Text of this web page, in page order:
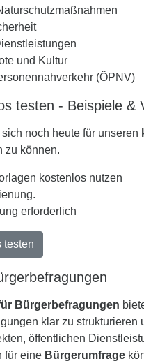
und Kultur
(ÖPNV)
testen - Beispiele &
noch heute für unseren
zu können.
kostenlos nutzen
erforderlich
testen
Bürgerbefragungen
klar zu
öffentlichen
für eine Bürgerumfrage